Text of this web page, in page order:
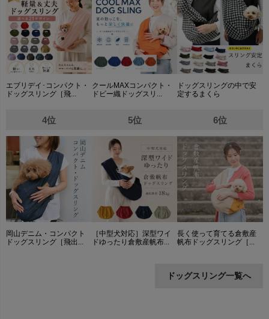
エブリデイ･コンパクト・
ドッグスリング［飛...
クールMAXコンパクト・
ドビー織ドッグスリ...
ドッグスリングの中で安
定するまくら
4位
岡山デニム・コンパクト
ドッグスリング［飛出...
5位
［中型犬対応］深型ワイ
ドゆったり倉敷産帆布...
6位
長く使って育てる倉敷産
帆布ドッグスリング［...
ドッグスリング一覧へ